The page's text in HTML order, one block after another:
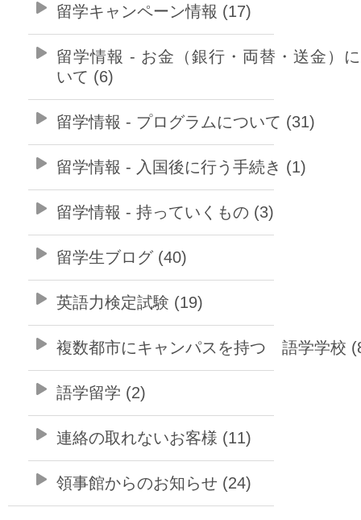
留学キャンペーン情報 (17)
留学情報 - お金（銀行・両替・送金）
いて (6)
留学情報 - プログラムについて (31)
留学情報 - 入国後に行う手続き (1)
留学情報 - 持っていくもの (3)
留学生ブログ (40)
英語力検定試験 (19)
複数都市にキャンパスを持つ 語学学校
語学留学 (2)
連絡の取れないお客様 (11)
領事館からのお知らせ (24)